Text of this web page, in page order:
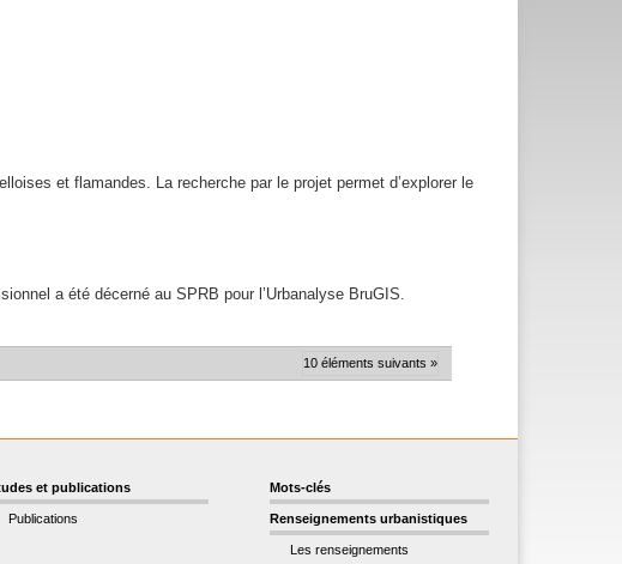
et flamandes. La recherche par le projet permet d’explorer le
a été décerné au SPRB pour l’Urbanalyse BruGIS.
10 éléments suivants »
et publications
Publications
Mots-clés
Renseignements urbanistiques
Les renseignements